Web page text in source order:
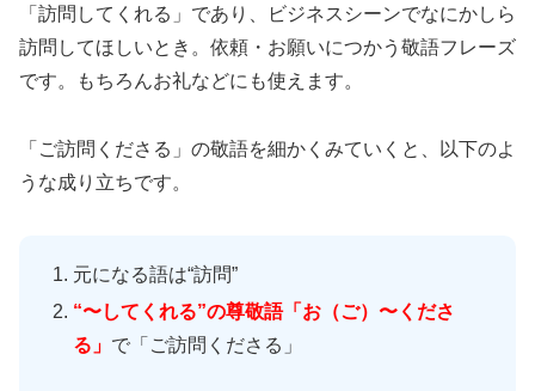
「訪問してくれる」であり、ビジネスシーンでなにかしら
訪問してほしいとき。依頼・お願いにつかう敬語フレーズ
です。もちろんお礼などにも使えます。
「ご訪問くださる」の敬語を細かくみていくと、以下のよ
うな成り立ちです。
元になる語は“訪問”
“〜してくれる”の尊敬語「お（ご）〜くださ
る」 で「ご訪問くださる」